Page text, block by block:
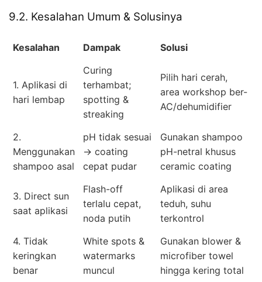
9.2. Kesalahan Umum & Solusinya
Kesalahan Dampak Solusi
1. Aplikasi di
hari lembap
Curing
terhambat;
spotting &
streaking
Pilih hari cerah,
area workshop ber-
AC/dehumidifier
2.
Menggunakan
shampoo asal
pH tidak sesuai
→ coating
cepat pudar
Gunakan shampoo
pH-netral khusus
ceramic coating
3. Direct sun
saat aplikasi
Flash-off
terlalu cepat,
noda putih
Aplikasi di area
teduh, suhu
terkontrol
4. Tidak
keringkan
benar
White spots &
watermarks
muncul
Gunakan blower &
microfiber towel
hingga kering total